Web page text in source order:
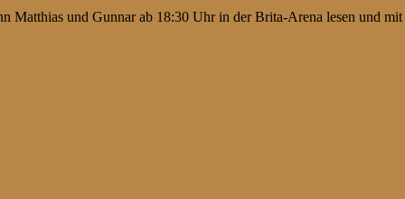
Matthias und Gunnar ab 18:30 Uhr in der Brita-Arena lesen und